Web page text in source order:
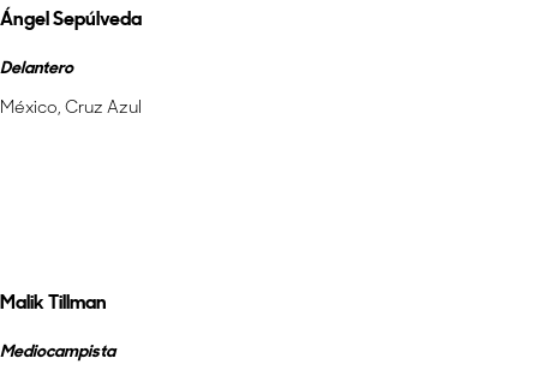
Ángel Sepúlveda
Delantero
México, Cruz Azul
Malik Tillman
Mediocampista